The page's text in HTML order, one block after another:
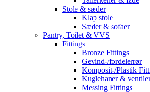
Stole & sæder
Klap stole
Sæder & sofaer
Pantry, Toilet & VVS
Fittings
Bronze Fittings
Gevind-/fordelerrør
Komposit-/Plastik
Kuglehaner & ventiler
Messing Fittings